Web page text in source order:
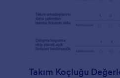
Takım Koçluğu